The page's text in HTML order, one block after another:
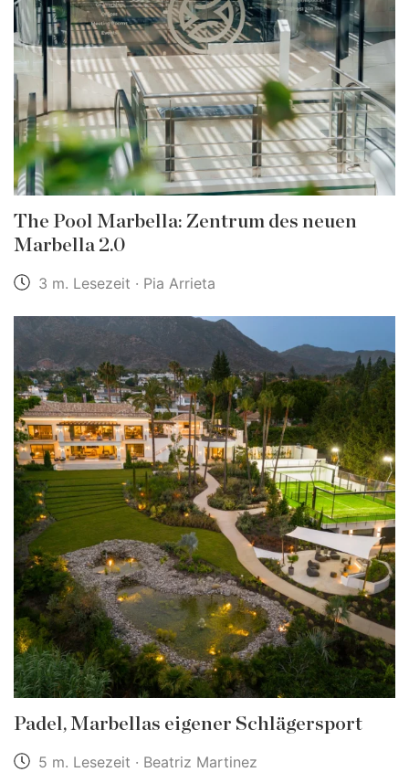
The Pool Marbella: Zentrum des neuen
Marbella 2.0
3 m. Lesezeit · Pia Arrieta
Padel, Marbellas eigener Schlägersport
5 m. Lesezeit · Beatriz Martinez